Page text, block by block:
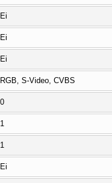
Ei
Ei
Ei
RGB, S-Video, CVBS
0
1
1
Ei